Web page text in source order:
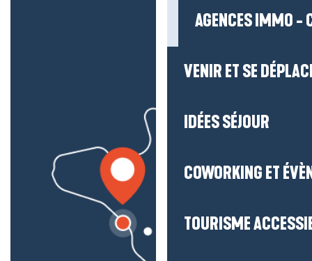
AGENCES IMMO -
VENIR ET SE
IDÉES SÉJOUR
COWORKING ET
TOURISME